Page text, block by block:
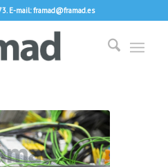
E-mail: framad@framad.es